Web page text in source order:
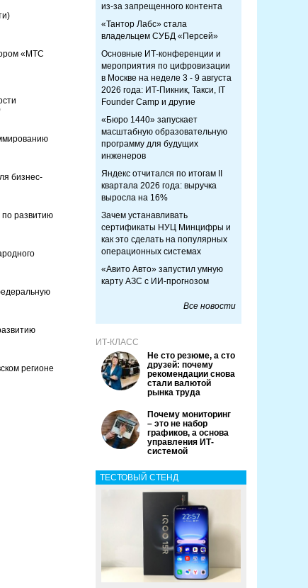
«МТС
бизнес-
развитию
регионе
из-за запрещенного контента
«Тантор Лабс» стала
владельцем СУБД «Персей»
Основные ИТ-конференции и
мероприятия по цифровизации
в Москве на неделе 3 - 9 августа
2026 года: ИТ-Пикник, Такси, IT
Founder Camp и другие
«Бюро 1440» запускает
масштабную образовательную
программу для будущих
инженеров
Яндекс отчитался по итогам II
квартала 2026 года: выручка
выросла на 16%
Зачем устанавливать
сертификаты НУЦ Минцифры и
как это сделать на популярных
операционных системах
«Авито Авто» запустил умную
карту АЗС с ИИ-прогнозом
Все новости
ИТ-КЛАСС
Не сто резюме, а сто
друзей: почему
рекомендации снова
стали валютой
рынка труда
Почему мониторинг
– это не набор
графиков, а основа
управления ИТ-
системой
ТЕСТОВЫЙ СТЕНД